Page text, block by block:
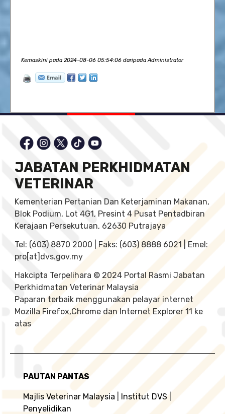
Kemaskini pada 2024-08-06 05:54:06 daripada Administrator
JABATAN PERKHIDMATAN
VETERINAR
Kementerian Pertanian Dan Keterjaminan Makanan,
Blok Podium, Lot 4G1, Presint 4 Pusat Pentadbiran
Kerajaan Persekutuan, 62630 Putrajaya
Tel: (603) 8870 2000 | Faks: (603) 8888 6021 | Emel:
pro[at]dvs.gov.my
Hakcipta Terpelihara © 2024 Portal Rasmi Jabatan
Perkhidmatan Veterinar Malaysia
Paparan terbaik menggunakan pelayar internet
Mozilla Firefox,Chrome dan Internet Explorer 11 ke
atas
PAUTAN PANTAS
Majlis Veterinar Malaysia Institut DVS
Penyelidikan